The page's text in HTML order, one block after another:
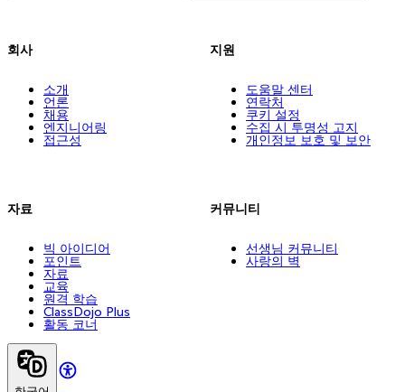
회사
소개
언론
채용
엔지니어링
접근성
자료
빅 아이디어
포인트
자료
교육
원격 학습
ClassDojo Plus
활동 코너
지원
도움말 센터
연락처
쿠키 설정
수집 시 투명성 고지
개인정보 보호 및 보안
커뮤니티
선생님 커뮤니티
사랑의 벽